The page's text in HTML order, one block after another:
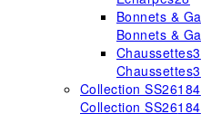
Bonnets &
Bonnets &
Chaussettes3
Chaussettes3
Collection SS26184
Collection SS26184